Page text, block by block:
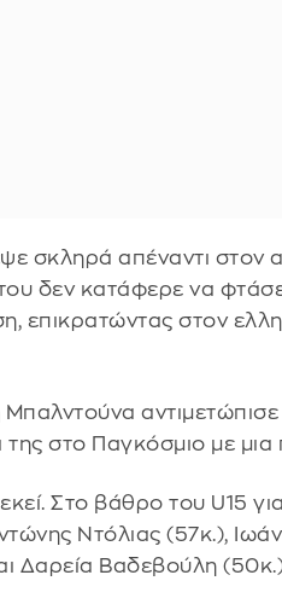
σκληρά απέναντι
δεν κατάφερε να
επικρατώντας στον
Μπαλντούνα
στο Παγκόσμιο με μια
Στο βάθρο του U15
Ντόλιας (57κ.),
Δαρεία Βαδεβούλη